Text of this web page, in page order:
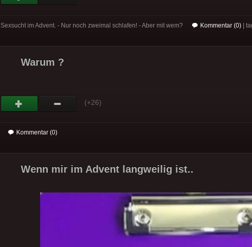
Sexsucht im Advent. - Nur noch zweimal schlafen! - Aber mit wem? Kommentar (0) |
Warum ?
(+26)
Kommentar (0)
Wenn mir im Advent langweilig ist..